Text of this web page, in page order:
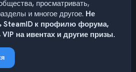
просматривать,
и многое другое. Не
SteamID к профилю форума,
на ивентах и другие призы.